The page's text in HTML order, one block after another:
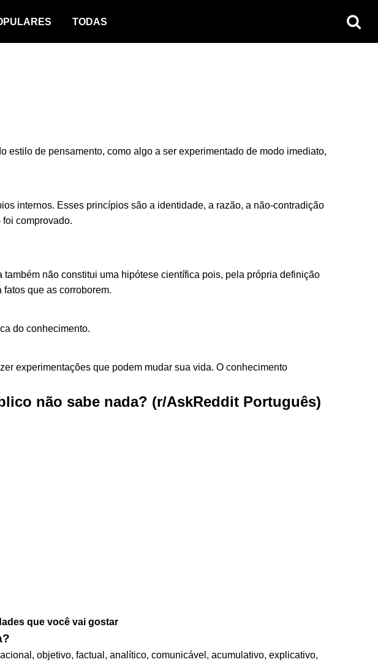
TODAS
de pensamento, como algo a ser experimentado de modo imediato,
internos. Esses princípios são a identidade, a razão, a não-contradição
comprovado.
não constitui uma hipótese científica pois, pela própria definição
que as corroborem.
do conhecimento.
experimentações que podem mudar sua vida. O conhecimento
não sabe nada? (r/AskReddit Português)
que você vai gostar
objetivo, factual, analítico, comunicável, acumulativo, explicativo,